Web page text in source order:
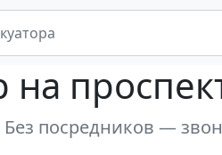
на
Без посредников —